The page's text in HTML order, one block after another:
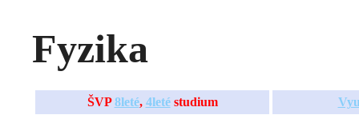
Fyzika
ŠVP8leté, 4letéstudium